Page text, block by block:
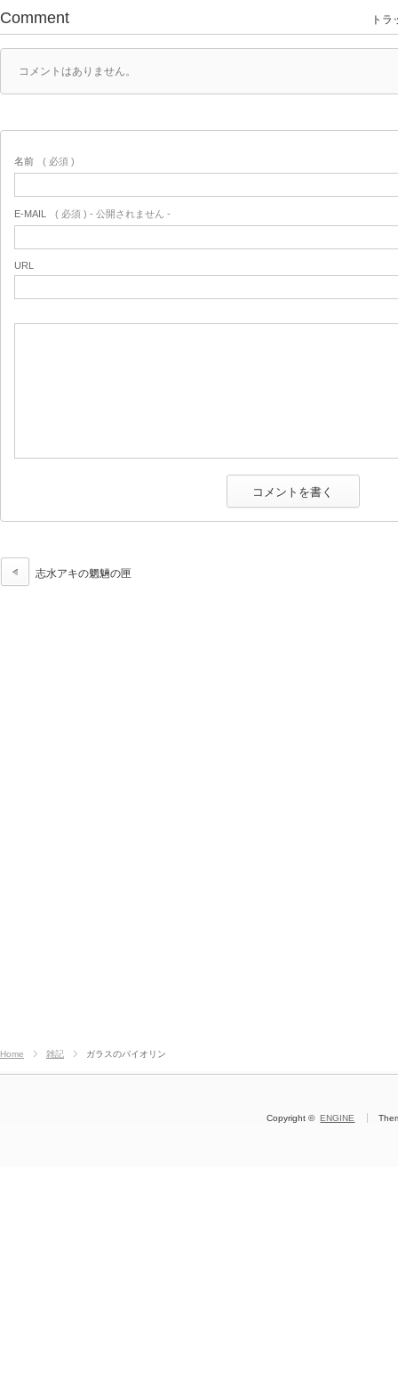
Comment トラ
コメントはありません。
名前 ( 必須 )
E-MAIL ( 必須 ) - 公開されません -
URL
志水アキの魍魎の匣
Home 雑記 ガラスのバイオリン
Copyright ©ENGINE